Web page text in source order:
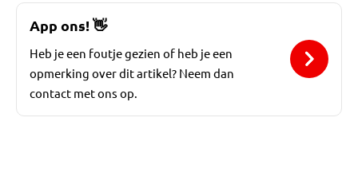
App ons! 👋
Heb je een foutje gezien of heb je een
opmerking over dit artikel? Neem dan
contact met ons op.